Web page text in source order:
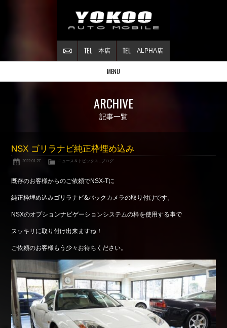
ALPHA店
本店
MENU
NSXについて
Reflesh Plan
Trade in
買取査定
Blog
Shop info.
店舗紹介
Company
会社概要
ARCHIVE
記事一覧
NSX ゴリラナビ純正枠埋め込み
2022.01.27 ニュース＆トピックス , ブログ
既存のお客様からのご依頼でNSX-Tに
純正枠埋め込みゴリラナビ&バックカメラの取り付けです。
NSXのオプションナビゲーションシステムの枠を使用する事で
スッキリに取り付け出来ますね！
ご依頼のお客様もう少々お待ちください。